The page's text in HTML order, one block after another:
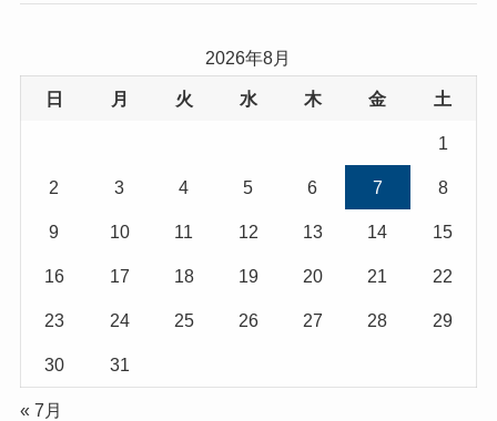
2026年8月
日 月 火 水 木 金 土
1
2 3 4 5 6 7 8
9 10 11 12 13 14 15
16 17 18 19 20 21 22
23 24 25 26 27 28 29
30 31
« 7月